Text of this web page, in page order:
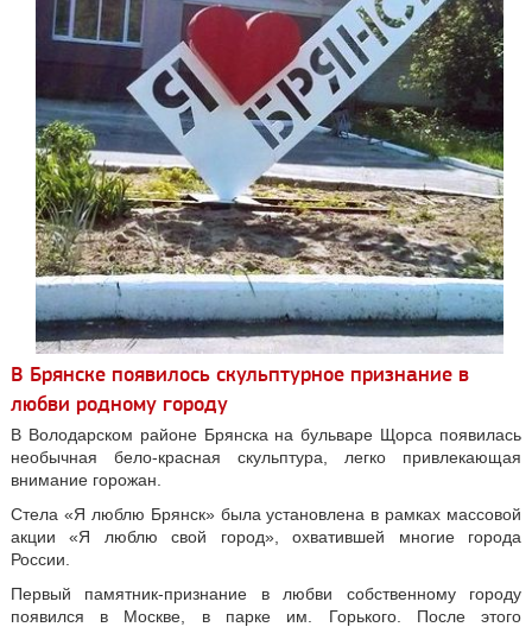
В Брянске появилось скульптурное признание в
любви родному городу
В Володарском районе Брянска на бульваре Щорса появилась
необычная бело-красная скульптура, легко привлекающая
внимание горожан.
Стела «Я люблю Брянск» была установлена в рамках массовой
акции «Я люблю свой город», охватившей многие города
России.
Первый памятник-признание в любви собственному городу
появился в Москве, в парке им. Горького. После этого